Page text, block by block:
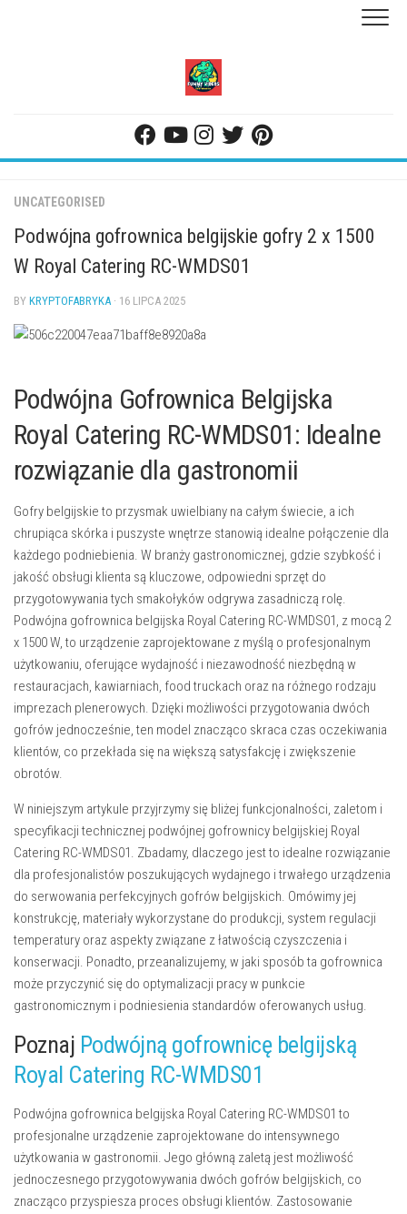
UNCATEGORISED
Podwójna gofrownica belgijskie gofry 2 x 1500
W Royal Catering RC-WMDS01
BY KRYPTOFABRYKA · 16 LIPCA 2025
Podwójna Gofrownica Belgijska
Royal Catering RC-WMDS01: Idealne
rozwiązanie dla gastronomii
Gofry belgijskie to przysmak uwielbiany na całym świecie, a ich
chrupiąca skórka i puszyste wnętrze stanowią idealne połączenie dla
każdego podniebienia. W branży gastronomicznej, gdzie szybkość i
jakość obsługi klienta są kluczowe, odpowiedni sprzęt do
przygotowywania tych smakołyków odgrywa zasadniczą rolę.
Podwójna gofrownica belgijska Royal Catering RC-WMDS01, z mocą 2
x 1500 W, to urządzenie zaprojektowane z myślą o profesjonalnym
użytkowaniu, oferujące wydajność i niezawodność niezbędną w
restauracjach, kawiarniach, food truckach oraz na różnego rodzaju
imprezach plenerowych. Dzięki możliwości przygotowania dwóch
gofrów jednocześnie, ten model znacząco skraca czas oczekiwania
klientów, co przekłada się na większą satysfakcję i zwiększenie
obrotów.
W niniejszym artykule przyjrzymy się bliżej funkcjonalności, zaletom i
specyfikacji technicznej podwójnej gofrownicy belgijskiej Royal
Catering RC-WMDS01. Zbadamy, dlaczego jest to idealne rozwiązanie
dla profesjonalistów poszukujących wydajnego i trwałego urządzenia
do serwowania perfekcyjnych gofrów belgijskich. Omówimy jej
konstrukcję, materiały wykorzystane do produkcji, system regulacji
temperatury oraz aspekty związane z łatwością czyszczenia i
konserwacji. Ponadto, przeanalizujemy, w jaki sposób ta gofrownica
może przyczynić się do optymalizacji pracy w punkcie
gastronomicznym i podniesienia standardów oferowanych usług.
Poznaj Podwójną gofrownicę belgijską
Royal Catering RC-WMDS01
Podwójna gofrownica belgijska Royal Catering RC-WMDS01 to
profesjonalne urządzenie zaprojektowane do intensywnego
użytkowania w gastronomii. Jego główną zaletą jest możliwość
jednoczesnego przygotowywania dwóch gofrów belgijskich, co
znacząco przyspiesza proces obsługi klientów. Zastosowanie